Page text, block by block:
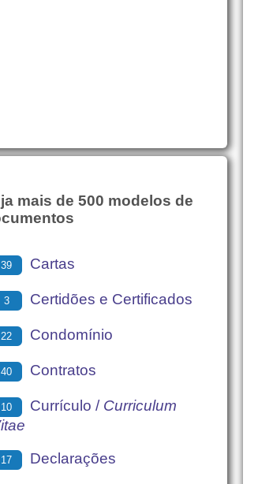
mais de 500 modelos de
39 Cartas
3 Certidões e Certificados
22 Condomínio
40 Contratos
10 Currículo / Curriculum
17 Declarações